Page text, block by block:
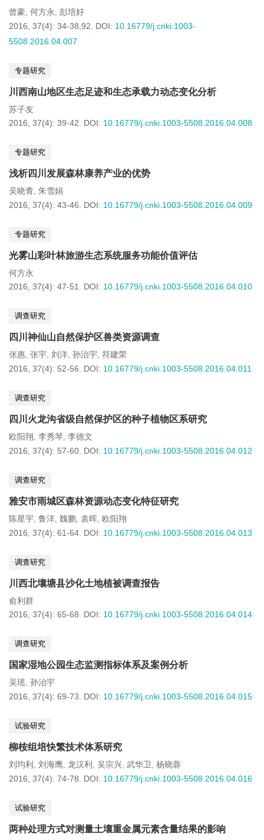
曾豪, 何方永 , 彭培好
2016, 37(4): 34-38,92.
DOI: 10.16779/j.cnki.1003-
5508.2016.04.007
专题研究
川西南山地区生态足迹和生态承载力动态变化分析
苏子友
2016, 37(4): 39-42.
DOI: 10.16779/j.cnki.1003-5508.2016.04.008
专题研究
浅析四川发展森林康养产业的优势
吴晓青, 朱雪娟
2016, 37(4): 43-46.
DOI: 10.16779/j.cnki.1003-5508.2016.04.009
专题研究
光雾山彩叶林旅游生态系统服务功能价值评估
何方永
2016, 37(4): 47-51.
DOI: 10.16779/j.cnki.1003-5508.2016.04.010
调查研究
四川神仙山自然保护区兽类资源调查
张惠, 张宇, 刘洋, 孙治宇, 符建荣
2016, 37(4): 52-56.
DOI: 10.16779/j.cnki.1003-5508.2016.04.011
调查研究
四川火龙沟省级自然保护区的种子植物区系研究
欧阳翔, 李秀琴, 李德文
2016, 37(4): 57-60. DOI: 10.16779/j.cnki.1003-5508.2016.04.012
调查研究
雅安市雨城区森林资源动态变化特征研究
陈星宇, 鲁洋, 魏鹏, 袁晖, 欧阳翔
2016, 37(4): 61-64. DOI: 10.16779/j.cnki.1003-5508.2016.04.013
调查研究
川西北壤塘县沙化土地植被调查报告
俞利群
2016, 37(4): 65-68.
DOI: 10.16779/j.cnki.1003-5508.2016.04.014
调查研究
国家湿地公园生态监测指标体系及案例分析
吴瑶, 孙治宇
2016, 37(4): 69-73.
DOI: 10.16779/j.cnki.1003-5508.2016.04.015
试验研究
柳桉组培快繁技术体系研究
刘均利 , 刘海鹰, 龙汉利 , 吴宗兴, 武华卫 , 杨晓蓉
2016, 37(4): 74-78.
DOI: 10.16779/j.cnki.1003-5508.2016.04.016
试验研究
两种处理方式对测量土壤重金属元素含量结果的影响